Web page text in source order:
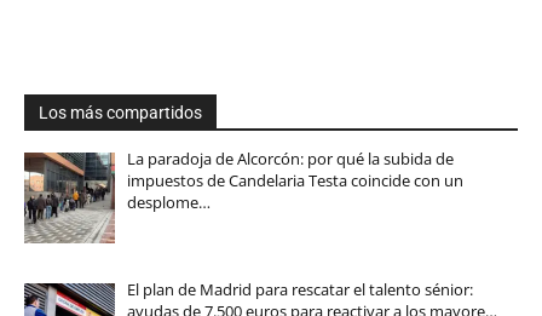
Los más compartidos
La paradoja de Alcorcón: por qué la subida de
impuestos de Candelaria Testa coincide con un
desplome…
El plan de Madrid para rescatar el talento sénior:
ayudas de 7.500 euros para reactivar a los mayore…